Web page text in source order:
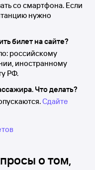
со смартфона. Если
нужно
билет на сайте?
российскому
иностранному
РФ.
Что делать?
Сдайте
о том,